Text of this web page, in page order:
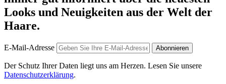
Looks und Neuigkeiten aus der Welt der
Haare.
E-Mail-Adresse Abonnieren
Der Schutz Ihrer Daten liegt uns am Herzen. Lesen Sie unsere
Datenschutzerklärung.